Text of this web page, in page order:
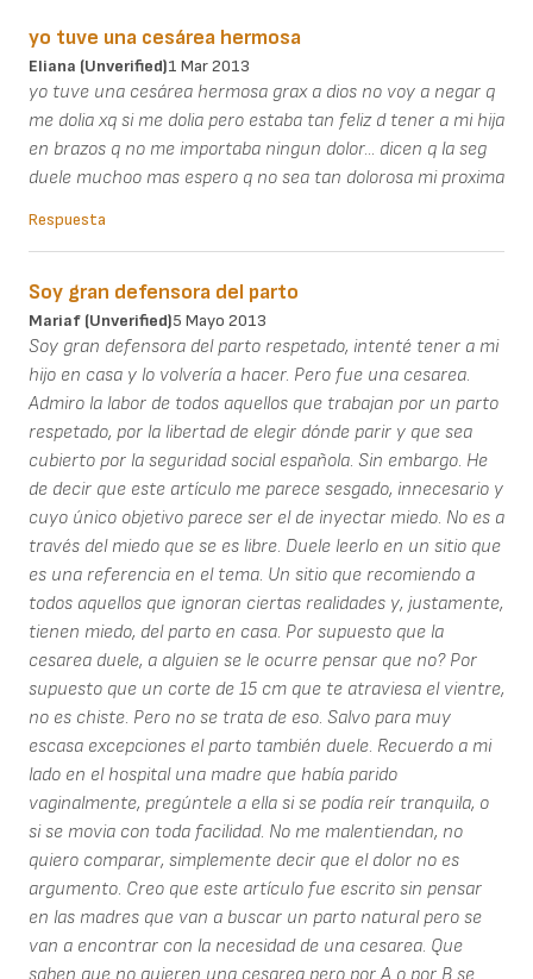
yo tuve una cesárea hermosa
Eliana (unverified)1 Mar 2013
yo tuve una cesárea hermosa grax a dios no voy a negar q
me dolia xq si me dolia pero estaba tan feliz d tener a mi hija
en brazos q no me importaba ningun dolor... dicen q la seg
duele muchoo mas espero q no sea tan dolorosa mi proxima
Respuesta
Soy gran defensora del parto
Mariaf (unverified)5 Mayo 2013
Soy gran defensora del parto respetado, intenté tener a mi
hijo en casa y lo volvería a hacer. Pero fue una cesarea.
Admiro la labor de todos aquellos que trabajan por un parto
respetado, por la libertad de elegir dónde parir y que sea
cubierto por la seguridad social española. Sin embargo. He
de decir que este artículo me parece sesgado, innecesario y
cuyo único objetivo parece ser el de inyectar miedo. No es a
través del miedo que se es libre. Duele leerlo en un sitio que
es una referencia en el tema. Un sitio que recomiendo a
todos aquellos que ignoran ciertas realidades y, justamente,
tienen miedo, del parto en casa. Por supuesto que la
cesarea duele, a alguien se le ocurre pensar que no? Por
supuesto que un corte de 15 cm que te atraviesa el vientre,
no es chiste. Pero no se trata de eso. Salvo para muy
escasa excepciones el parto también duele. Recuerdo a mi
lado en el hospital una madre que había parido
vaginalmente, pregúntele a ella si se podía reír tranquila, o
si se movia con toda facilidad. No me malentiendan, no
quiero comparar, simplemente decir que el dolor no es
argumento. Creo que este artículo fue escrito sin pensar
en las madres que van a buscar un parto natural pero se
van a encontrar con la necesidad de una cesarea. Que